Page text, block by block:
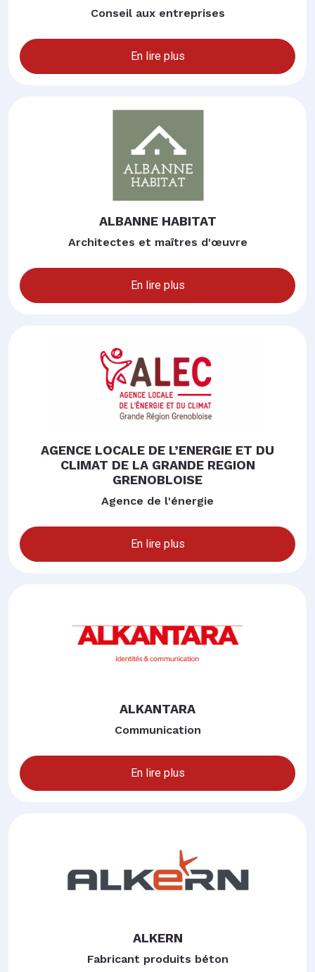
Conseil aux entreprises
En lire plus
ALBANNE HABITAT
Architectes et maîtres d'œuvre
En lire plus
AGENCE LOCALE DE L’ENERGIE ET DU
CLIMAT DE LA GRANDE REGION
GRENOBLOISE
Agence de l'énergie
En lire plus
ALKANTARA
Communication
En lire plus
ALKERN
Fabricant produits béton